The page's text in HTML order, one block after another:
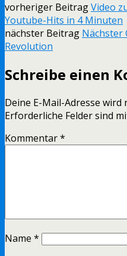
vorheriger BeitragVideo
Youtube-Hits in 4 Minuten
nächster Beitrag Nächster
Revolution
Schreibe einen
Deine E-Mail-Adresse
Erforderliche Felder sind
Kommentar*
Name *